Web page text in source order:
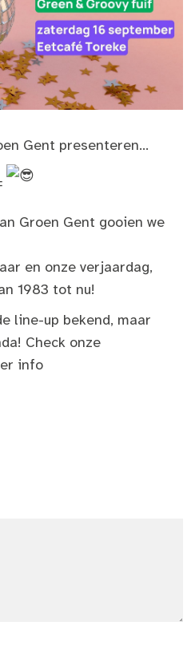
Gent presenteren...
Groen Gent gooien we
en onze verjaardag,
1983 tot nu!
line-up bekend, maar
Check onze
info